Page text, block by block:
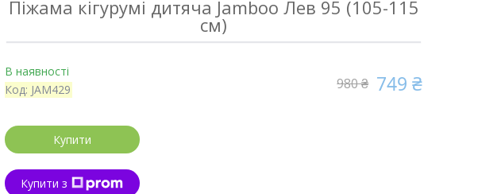
Піжама кігурумі дитяча Jamboo Лев 95 (105-115
см)
В наявності
Код: JAM429 980 ₴ 749 ₴
Купити
Купити з